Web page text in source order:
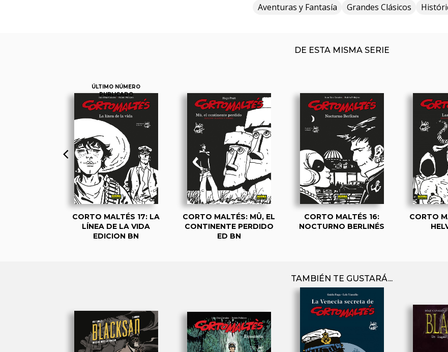
Aventuras y Fantasía Grandes Clásicos
DE ESTA MISMA SERIE
ÚLTIMO NÚMERO
PUBLICADO
CORTO MALTÉS 17: LA
LÍNEA DE LA VIDA
EDICION BN
CORTO MALTÉS: MÛ, EL
CONTINENTE PERDIDO
ED BN
CORTO MALTÉS 16:
NOCTURNO BERLINÉS
CORTO
TAMBIÉN TE GUSTARÁ...